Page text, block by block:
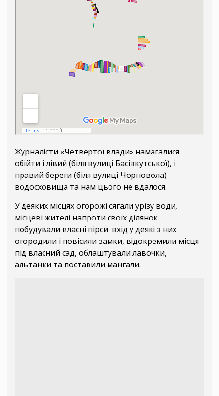
Журналісти «Четвертої влади» намагалися
обійти і лівий (біля вулиці Басівкутської), і
правий береги (біля вулиці Чорновола)
водосховища та нам цього не вдалося.
У деяких місцях огорожі сягали урізу води,
місцеві жителі напроти своїх ділянок
побудували власні пірси, вхід у деякі з них
огородили і повісили замки, відокремили місця
під власний сад, облаштували лавочки,
альтанки та поставили мангали.